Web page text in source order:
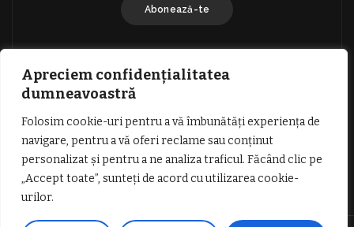
Apreciem confidențialitatea
dumneavoastră
Folosim cookie-uri pentru a vă îmbunătăți experiența de
navigare, pentru a vă oferi reclame sau conținut
personalizat și pentru a ne analiza traficul. Făcând clic pe
„Accept toate”, sunteți de acord cu utilizarea cookie-
urilor.
Abonează-te
TERMENI SI CONDITII DE UTILIZARE
INFORMATII DESPRE COOKIES
DESPRE NOI
PUBLICITATE